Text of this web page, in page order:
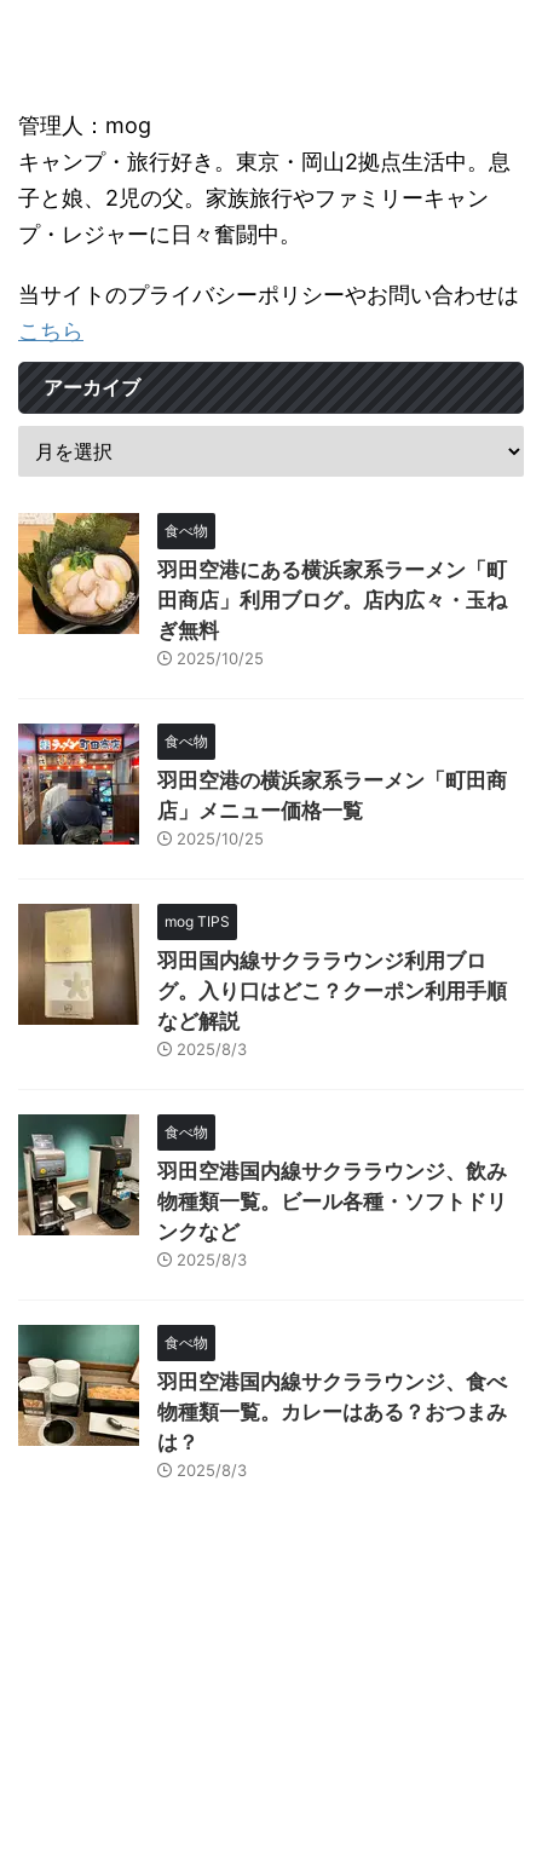
管理人：mog
キャンプ・旅行好き。東京・岡山2拠点生活中。息
子と娘、2児の父。家族旅行やファミリーキャン
プ・レジャーに日々奮闘中。
当サイトのプライバシーポリシーやお問い合わせは
こちら
アーカイブ
食べ物
羽田空港にある横浜家系ラーメン「町
田商店」利用ブログ。店内広々・玉ね
ぎ無料
2025/10/25
食べ物
羽田空港の横浜家系ラーメン「町田商
店」メニュー価格一覧
2025/10/25
mog TIPS
羽田国内線サクララウンジ利用ブロ
グ。入り口はどこ？クーポン利用手順
など解説
2025/8/3
食べ物
羽田空港国内線サクララウンジ、飲み
物種類一覧。ビール各種・ソフトドリ
ンクなど
2025/8/3
食べ物
羽田空港国内線サクララウンジ、食べ
物種類一覧。カレーはある？おつまみ
は？
2025/8/3